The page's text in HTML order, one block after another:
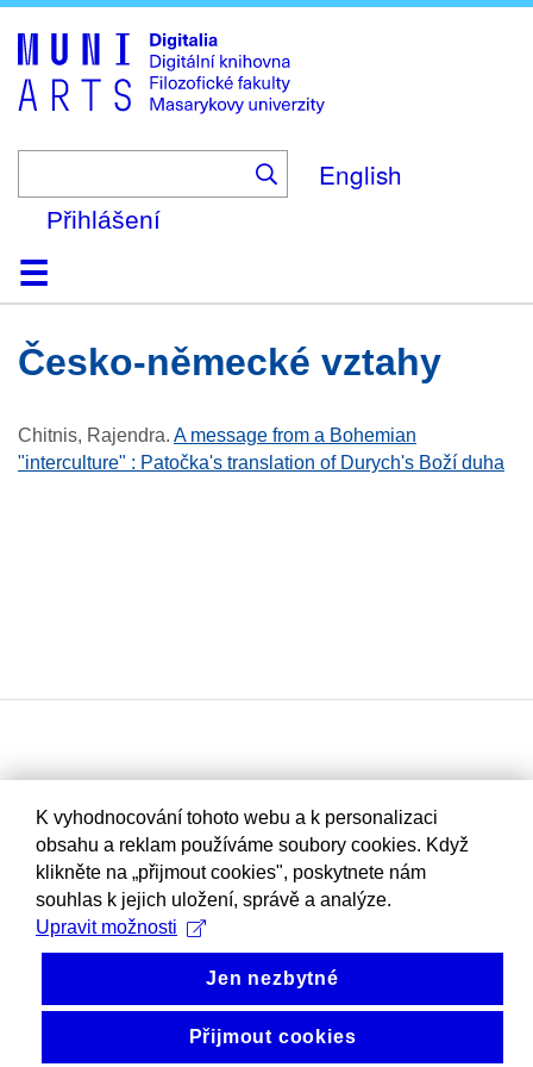
to
main
content
English
Přihlášení
DomůKolekce
Prohlížení
Vyhledávání
O platformě
Nápověda
KontaktDigitalia
česko-německé vztahy
Chitnis, Rajendra. A message from a Bohemian
"interculture" : Patočka's translation of Durych's Boží duha
K vyhodnocování tohoto webu a k personalizaci
obsahu a reklam používáme soubory cookies. Když
klikněte na „přijmout cookies", poskytnete nám
souhlas k jejich uložení, správě a analýze.
Upravit možnosti
Jen nezbytné
Přijmout cookies